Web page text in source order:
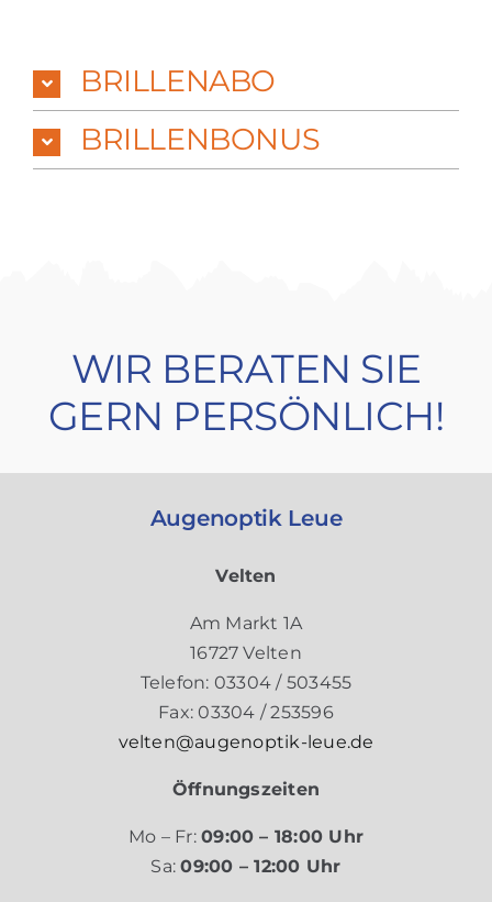
BRILLENABO
BRILLENBONUS
WIR BERATEN SIE
GERN PERSÖNLICH!
Augenoptik Leue
Velten
Am Markt 1A
16727 Velten
Telefon: 03304 / 503455
Fax: 03304 / 253596
velten@augenoptik-leue.de
Öffnungszeiten
Mo – Fr:09:00 – 18:00 Uhr
Sa:09:00 – 12:00 Uhr